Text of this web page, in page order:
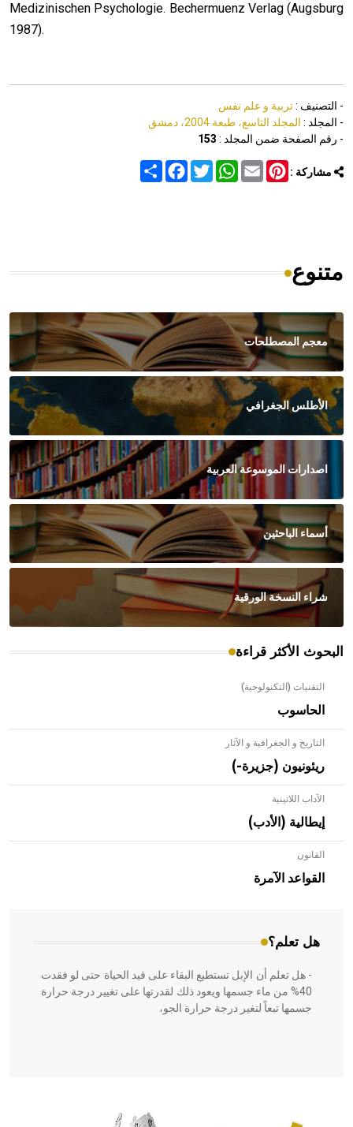
Medizinischen Psychologie. Bechermuenz Verlag (Augsburg
1987).
- التصنيف :تربية و علم نفس
- المجلد : المجلد التاسع، طبعة 2004، دمشق
- رقم الصفحة ضمن المجلد : 153
مشاركة : Share
FacebookTwitter
WhatsAppEmail
Pinterest
متنوع
معجم المصطلحات
الأطلس الجغرافي
اصدارات الموسوعة العربية
أسماء الباحثين
شراء النسخة الورقية
البحوث الأكثر قراءة
التقنيات (التكنولوجية)
الحاسوب
التاريخ و الجغرافية و الآثار
ريئونيون (جزيرة-)
الآداب اللاتينية
إيطالية (الأدب)
القانون
القواعد الآمرة
هل تعلم؟
- هل تعلم أن الأبلق نوع من الفنون الهندسية التي ارتبطت
بالعمارة الإسلامية في بلاد الشام ومصر خاصة، حيث يحرص
المعمار على بناء مداميكه وخاصة في الواجهات
- هل تعلم أن الإبل تستطيع البقاء على قيد الحياة حتى لو فقدت
40% من ماء جسمها ويعود ذلك لقدرتها على تغيير درجة حرارة
جسمها تبعاً لتغير درجة حرارة الجو،
الحكم، الأدلة، تنظيم التغذية، ورسالته في جروح الرأس. ويعود